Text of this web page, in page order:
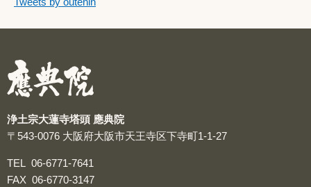
つぶやき
浄土宗大蓮寺塔頭 應典院
〒543-0076 大阪府大阪市天王寺区下寺町1-1-27
TEL 06-6771-7641
FAX 06-6770-3147